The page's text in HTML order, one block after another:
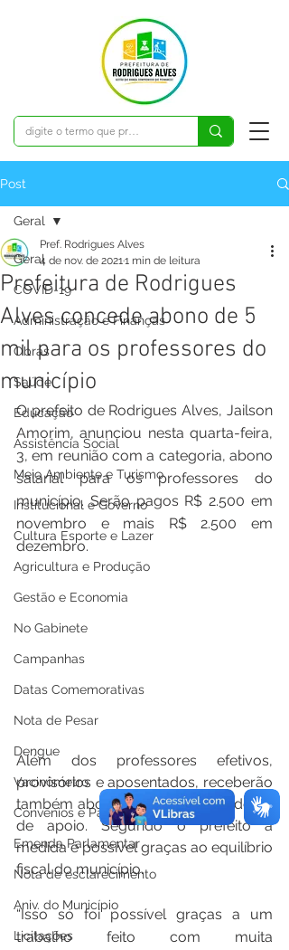
Post
Geral
COVID-19
Administração e Finanças
Obras
Saúde
Educação
Assistência Social
Meio Ambiente e Turismo
Institucional e Governo
Cultura Esporte e Lazer
Agricultura e Produção
Gestão e Economia
No Gabinete
Campanhas
Datas Comemorativas
Nota de Pesar
Dengue
Vacinômetro
Convênios e Parcerias
Emenda Parlamentar
Nota de esclarecimento
Aniv. do Município
Licitações
Geral
Prefeitura de Rodrigues
Alves concede abono de 5
mil para os professores do
município
Pref. Rodrigues Alves
4 de nov. de 20211 min de leitura
O prefeito de Rodrigues Alves, Jailson
Amorim, anunciou nesta quarta-feira,
3, em reunião com a categoria, abono
salarial para os professores do
município. Serão pagos R$ 2.500 em
novembro e mais R$ 2.500 em
dezembro.
Além dos professores efetivos,
provisórios e aposentados, receberão
também abono salarial, os servidores
de apoio. Segundo o prefeito a
medida é possível graças ao equilíbrio
fiscal do município.
“Isso só foi possível graças a um
trabalho feito com muita